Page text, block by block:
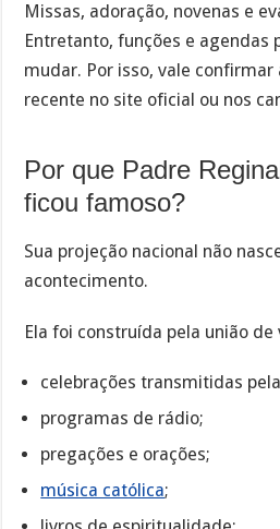
Missas, adoração, novenas e
Entretanto, funções e agendas
mudar. Por isso, vale
recente no site oficial ou nos
Por que Padre
ficou famoso?
Sua projeção nacional não
acontecimento.
Ela foi construída pela união
celebrações transmitidas
programas de rádio;
pregações e orações;
música católica;